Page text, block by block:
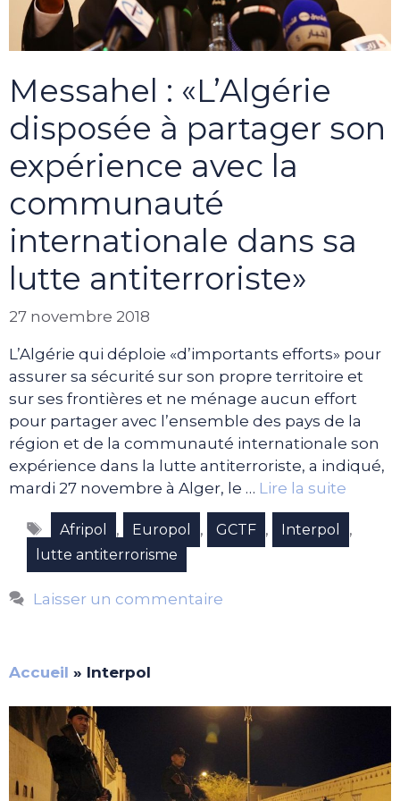
Messahel : «L’Algérie
disposée à partager son
expérience avec la
communauté
internationale dans sa
lutte antiterroriste»
27 novembre 2018
L’Algérie qui déploie «d’importants efforts» pour
assurer sa sécurité sur son propre territoire et
sur ses frontières et ne ménage aucun effort
pour partager avec l’ensemble des pays de la
région et de la communauté internationale son
expérience dans la lutte antiterroriste, a indiqué,
mardi 27 novembre à Alger, le … Lire la suite
Étiquettes
Afripol , Europol , GCTF , Interpol ,
lutte antiterrorisme
Laisser un commentaire
Accueil » Interpol